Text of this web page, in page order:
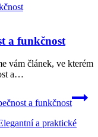
a funkčnost
vám článek, ve kterém
a…
a funkčnost